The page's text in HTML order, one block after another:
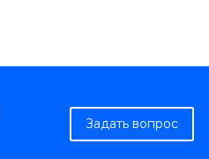
Задать вопрос